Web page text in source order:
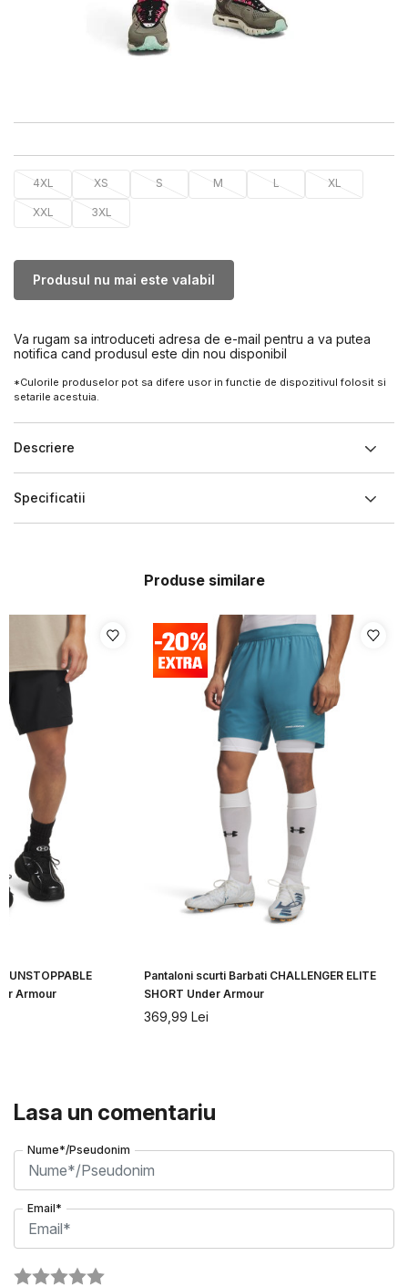
4XL XS S M L XL
XXL 3XL
Produsul nu mai este valabil
Va rugam sa introduceti adresa de e-mail pentru a va putea
notifica cand produsul este din nou disponibil
*Culorile produselor pot sa difere usor in functie de dispozitivul folosit si
setarile acestuia.
Descriere
Specificatii
Produse similare
UNSTOPPABLE
Armour
Pantaloni scurti Barbati CHALLENGER ELITE
SHORT Under Armour
369,99 Lei
Lasa un comentariu
Nume*/Pseudonim
Email*